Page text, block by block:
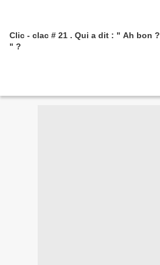
Clic - clac # 21 . Qui a dit : " Ah bon ?
" ?